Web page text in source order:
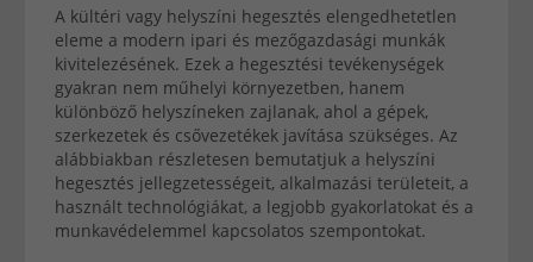
A kültéri vagy helyszíni hegesztés elengedhetetlen
eleme a modern ipari és mezőgazdasági munkák
kivitelezésének. Ezek a hegesztési tevékenységek
gyakran nem műhelyi környezetben, hanem
különböző helyszíneken zajlanak, ahol a gépek,
szerkezetek és csővezetékek javítása szükséges. Az
alábbiakban részletesen bemutatjuk a helyszíni
hegesztés jellegzetességeit, alkalmazási területeit, a
használt technológiákat, a legjobb gyakorlatokat és a
munkavédelemmel kapcsolatos szempontokat.